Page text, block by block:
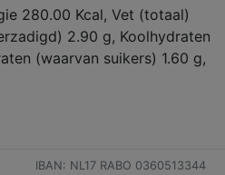
280.00 Kcal, Vet (totaal)
2.90 g, Koolhydraten
(waarvan suikers) 1.60 g,
IBAN: NL17 RABO 0360513344